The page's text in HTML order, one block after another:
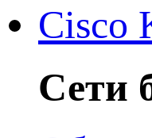
Cisco
Сети